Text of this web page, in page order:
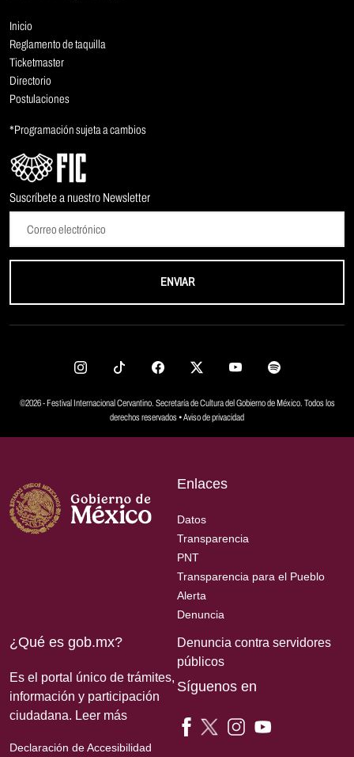
Inicio
Reglamento de taquilla
Ticketmaster
Directorio
Postulaciones
*Programación sujeta a cambios
Suscríbete a nuestro Newsletter
ENVIAR
©2026 - Festival Internacional Cervantino. Secretaría de Cultura del Gobierno de México. Todos los
derechos reservados •Aviso de privacidad
Enlaces
Datos
Transparencia
PNT
Transparencia para el Pueblo
Alerta
Denuncia
¿Qué es gob.mx?
Es el portal único de trámites,
información y participación
ciudadana. Leer más
Declaración de Accesibilidad
Denuncia contra servidores
públicos
Síguenos en